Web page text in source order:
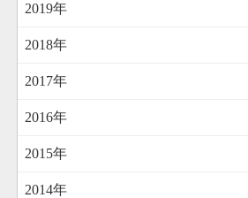
2019年
2018年
2017年
2016年
2015年
2014年